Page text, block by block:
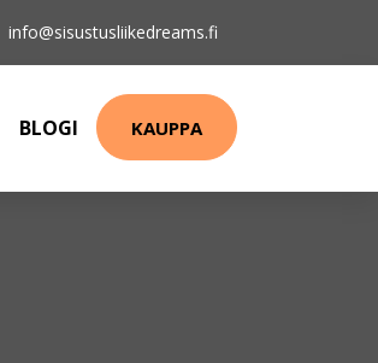
info@sisustusliikedreams.fi
BLOGI KAUPPA